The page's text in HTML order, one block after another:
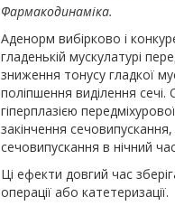
Фармакодинаміка.
Аденорм вибірково і
гладенькій мускулатурі
зниження тонусу гладкої
поліпшення виділення
гіперплазією
закінчення
сечовипускання в нічний
Ці ефекти довгий час
операції або катетеризації.